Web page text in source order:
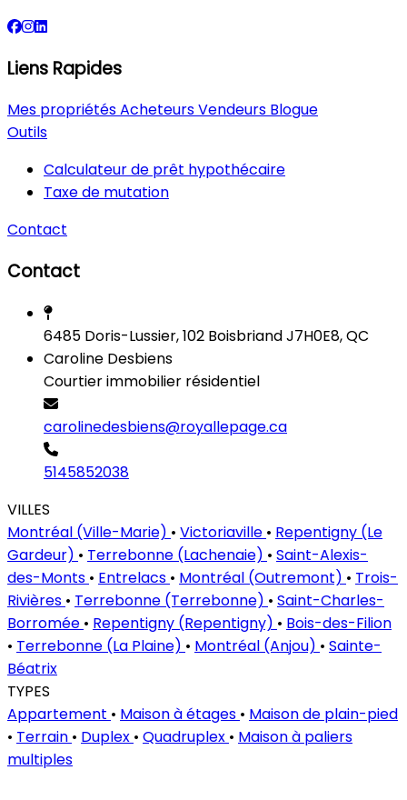
Liens Rapides
Mes propriétésAcheteursVendeurs Blogue
Outils
Calculateur de prêt hypothécaire
Taxe de mutation
Contact
Contact
6485 Doris-Lussier, 102 Boisbriand J7H0E8, QC
Caroline Desbiens
Courtier immobilier résidentiel
carolinedesbiens@royallepage.ca
5145852038
VILLES
Montréal (Ville-Marie) • Victoriaville • Repentigny (Le
Gardeur) • Terrebonne (Lachenaie) • Saint-Alexis-
des-Monts • Entrelacs • Montréal (Outremont) • Trois-
Rivières • Terrebonne (Terrebonne) • Saint-Charles-
Borromée • Repentigny (Repentigny) • Bois-des-Filion
• Terrebonne (La Plaine) • Montréal (Anjou) • Sainte-
Béatrix
TYPES
Appartement • Maison à étages • Maison de plain-pied
• Terrain • Duplex • Quadruplex • Maison à paliers
multiples